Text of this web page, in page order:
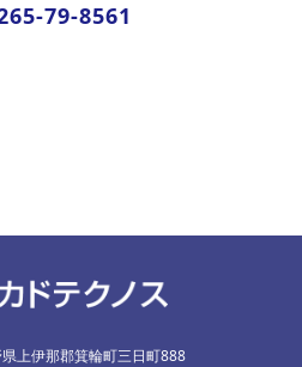
79-8561
上伊那郡箕輪町三日町888